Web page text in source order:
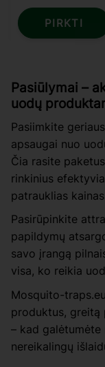
PIRKTI
Pasiūlymai –
uodų
Pasiimkite
apsaugai nuo
Čia rasite
rinkinius
patrauklias
Pasirūpinkite
papildymų
savo įrangą
visa, ko reikia
Mosquito-
produktus, greitą
– kad
nereikalingų